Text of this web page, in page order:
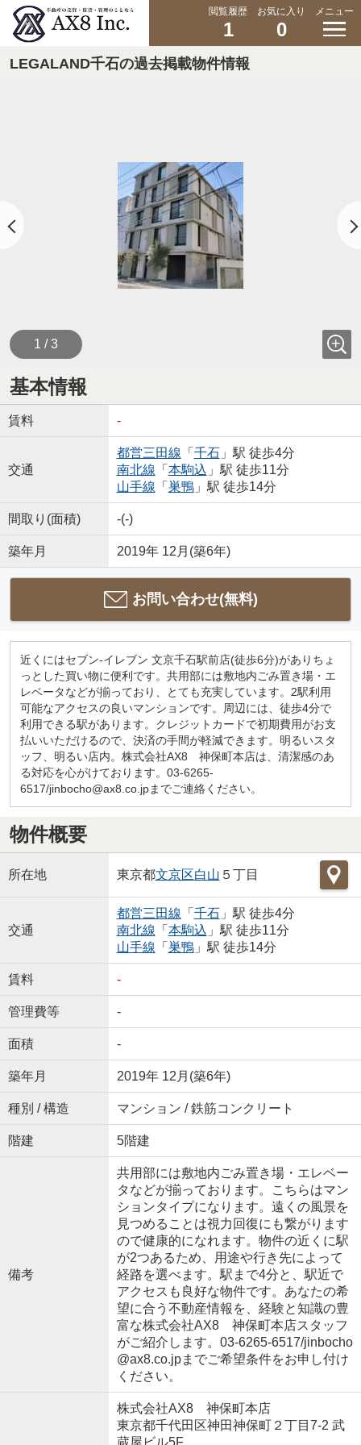
閲覧履歴
1
お気に入り
0
メニュー
LEGALAND千石の過去掲載物件情報
1 / 3
基本情報
賃料 -
交通
都営三田線 「 千石」駅 徒歩4分
南北線 「 本駒込 」駅 徒歩11分
山手線 「 巣鴨」駅 徒歩14分
間取り(面積) -(-)
築年月 2019年 12月(築6年)
お問い合わせ(無料)
近くにはセブン-イレブン 文京千石駅前店(徒歩6分)がありちょ
っとした買い物に便利です。共用部には敷地内ごみ置き場・エ
レベータなどが揃っており、とても充実しています。2駅利用
可能なアクセスの良いマンションです。周辺には、徒歩4分で
利用できる駅があります。クレジットカードで初期費用がお支
払いいただけるので、決済の手間が軽減できます。明るいスタ
ッフ、明るい店内。株式会社AX8 神保町本店は、清潔感のあ
る対応を心がけております。03-6265-
6517/jinbocho@ax8.co.jpまでご連絡ください。
物件概要
所在地 東京都文京区白山 ５丁目
交通
都営三田線 「 千石」駅 徒歩4分
南北線 「 本駒込 」駅 徒歩11分
山手線 「 巣鴨」駅 徒歩14分
賃料 -
管理費等 -
面積 -
築年月 2019年 12月(築6年)
種別 / 構造 マンション / 鉄筋コンクリート
階建 5階建
備考
共用部には敷地内ごみ置き場・エレベー
タなどが揃っております。こちらはマン
ションタイプになります。遠くの風景を
見つめることは視力回復にも繋がります
ので健康的になれます。物件の近くに駅
が2つあるため、用途や行き先によって
経路を選べます。駅まで4分と、駅近で
アクセスも良好な物件です。あなたの希
望に合う不動産情報を、経験と知識の豊
富な株式会社AX8 神保町本店スタッフ
がご紹介します。03-6265-6517/jinbocho
@ax8.co.jpまでご希望条件をお申し付け
ください。
株式会社AX8 神保町本店
東京都千代田区神田神保町２丁目7-2 武
蔵屋ビル5F